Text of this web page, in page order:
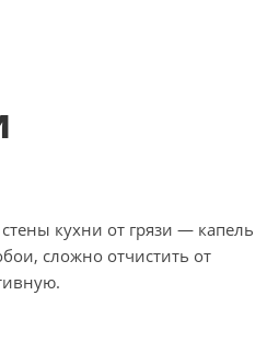
кухни от грязи — капель
сложно отчистить от